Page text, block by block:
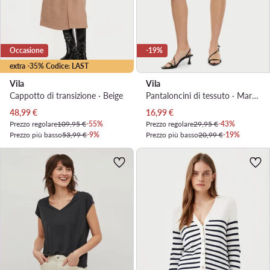
extra -35% Codice: LAST
Occasione
Vila
Cappotto di transizione · Beige
Prezzo attuale
48,99€
Prezzo regolare109,95 €-55%
Prezzo più basso53,99 €-9%
-19%
Vila
Pantaloncini di tessuto · Marrone
Prezzo attuale
16,99€
Prezzo regolare29,95 €-43%
Prezzo più basso20,99 €-19%